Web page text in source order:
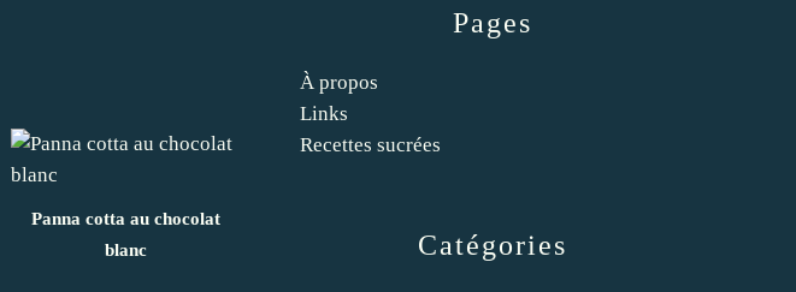
Panna cotta au chocolat
blanc
Catégories
Pages
À propos
Links
Recettes sucrées